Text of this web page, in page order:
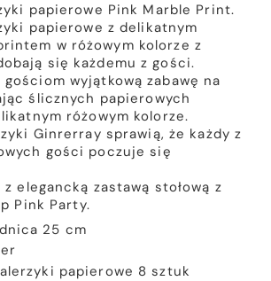
papierowe Pink Marble Print.
papierowe z delikatnym
w różowym kolorze z
się każdemu z gości.
wyjątkową zabawę na
ślicznych papierowych
różowym kolorze.
Ginrerray sprawią, że każdy z
gości poczuje się
elegancką zastawą stołową z
Pink Party.
25 cm
papierowe 8 sztuk